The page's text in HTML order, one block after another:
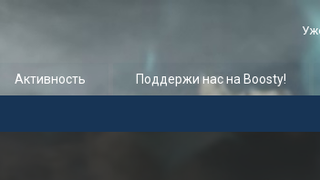
Активность Поддержи нас на Boosty!